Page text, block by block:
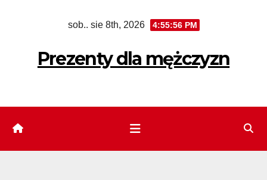
sob.. sie 8th, 2026 4:55:58 PM
Prezenty dla mężczyzn